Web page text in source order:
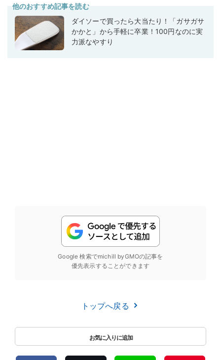
他のおすすめ記事を読む
ダイソーで買ったら大当たり！「ガサガサ
かかと」から手軽に卒業！100円なのに実
力派なやすり
Google 検索でmichill byGMOの記事を
優先表示することができます
トップへ戻る